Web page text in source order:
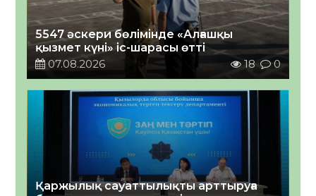
5547 әскери бөлімінде «Алғашқы
қызмет күні» іс-шарасы өтті
07.08.2026
18 0
Қаржылық сауаттылықты арттыруға